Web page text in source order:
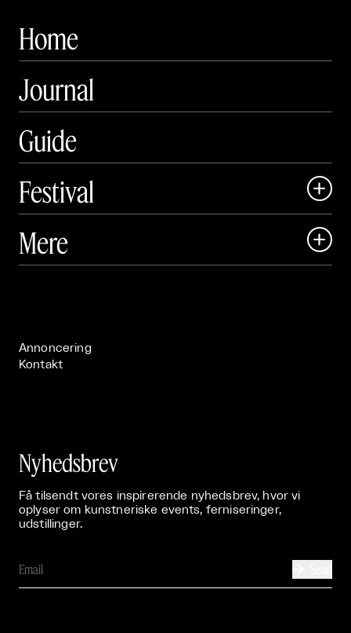
Home
Journal
Guide
Festival

 Art Matter Festival
Mere 
Annoncering
Kontakt
Nyhedsbrev
Få tilsendt vores inspirerende nyhedsbrev, hvor vi
oplyser om kunstneriske events, ferniseringer,
udstillinger.